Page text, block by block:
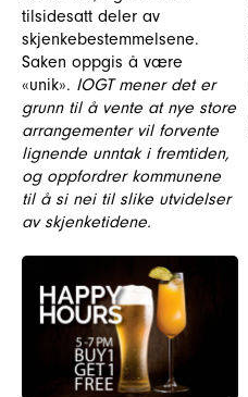
tilsidesatt deler av
skjenkebestemmelsene.
Saken oppgis å være
«unik». IOGT mener det er
grunn til å vente at nye store
arrangementer vil forvente
lignende unntak i fremtiden,
og oppfordrer kommunene
til å si nei til slike utvidelser
av skjenketidene.